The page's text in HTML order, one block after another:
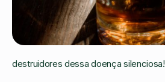
destruidores dessa doença silenciosa!